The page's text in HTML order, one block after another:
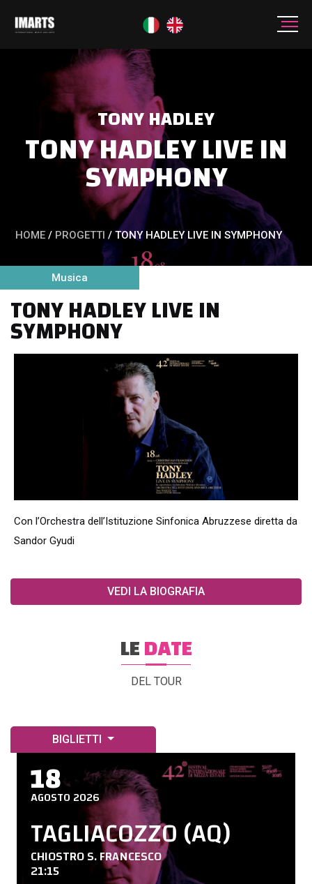
TONY HADLEY
TONY HADLEY LIVE IN
SYMPHONY
HOME / PROGETTI / TONY HADLEY LIVE IN SYMPHONY
Musica
TONY HADLEY LIVE IN
SYMPHONY
Con l’Orchestra dell’Istituzione Sinfonica Abruzzese diretta da
Sandor Gyudi
VEDI LA BIOGRAFIA
LEDATE
DEL TOUR
BIGLIETTI
18
AGOSTO 2026
TAGLIACOZZO (AQ)
CHIOSTRO S. FRANCESCO
21:15